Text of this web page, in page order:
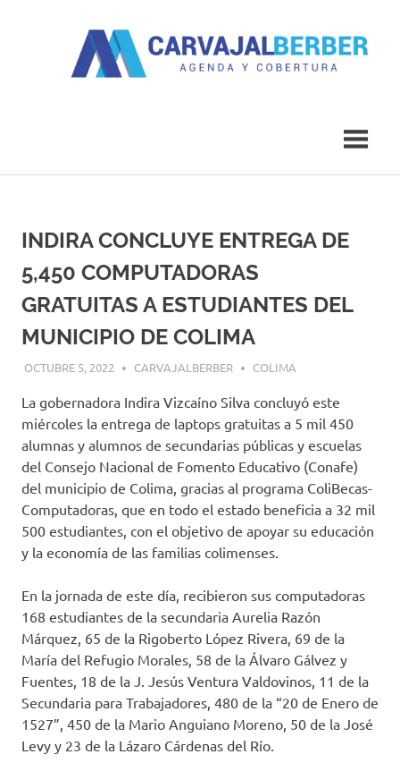
INDIRA CONCLUYE ENTREGA DE
5,450 COMPUTADORAS
GRATUITAS A ESTUDIANTES DEL
MUNICIPIO DE COLIMA
OCTUBRE 5, 2022 CARVAJALBERBER COLIMA
La gobernadora Indira Vizcaíno Silva concluyó este
miércoles la entrega de laptops gratuitas a 5 mil 450
alumnas y alumnos de secundarias públicas y escuelas
del Consejo Nacional de Fomento Educativo (Conafe)
del municipio de Colima, gracias al programa ColiBecas-
Computadoras, que en todo el estado beneficia a 32 mil
500 estudiantes, con el objetivo de apoyar su educación
y la economía de las familias colimenses.
En la jornada de este día, recibieron sus computadoras
168 estudiantes de la secundaria Aurelia Razón
Márquez, 65 de la Rigoberto López Rivera, 69 de la
María del Refugio Morales, 58 de la Álvaro Gálvez y
Fuentes, 18 de la J. Jesús Ventura Valdovinos, 11 de la
Secundaria para Trabajadores, 480 de la “20 de Enero de
1527”, 450 de la Mario Anguiano Moreno, 50 de la José
Levy y 23 de la Lázaro Cárdenas del Río.